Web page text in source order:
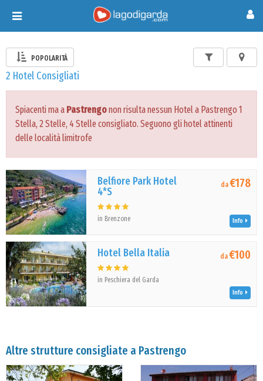
Toggle
navigation
POPOLARITÀ
2 Hotel Consigliati
Spiacenti ma a Pastrengonon risulta nessun Hotel a Pastrengo 1
Stella, 2 Stelle, 4 Stelle consigliato. Seguono gli hotel attinenti
delle località limitrofe
Belfiore Park Hotel
4*S
in Brenzone
da€178
Info
Hotel Bella Italia
in Peschiera del Garda
da€100
Info
Altre strutture consigliate a Pastrengo